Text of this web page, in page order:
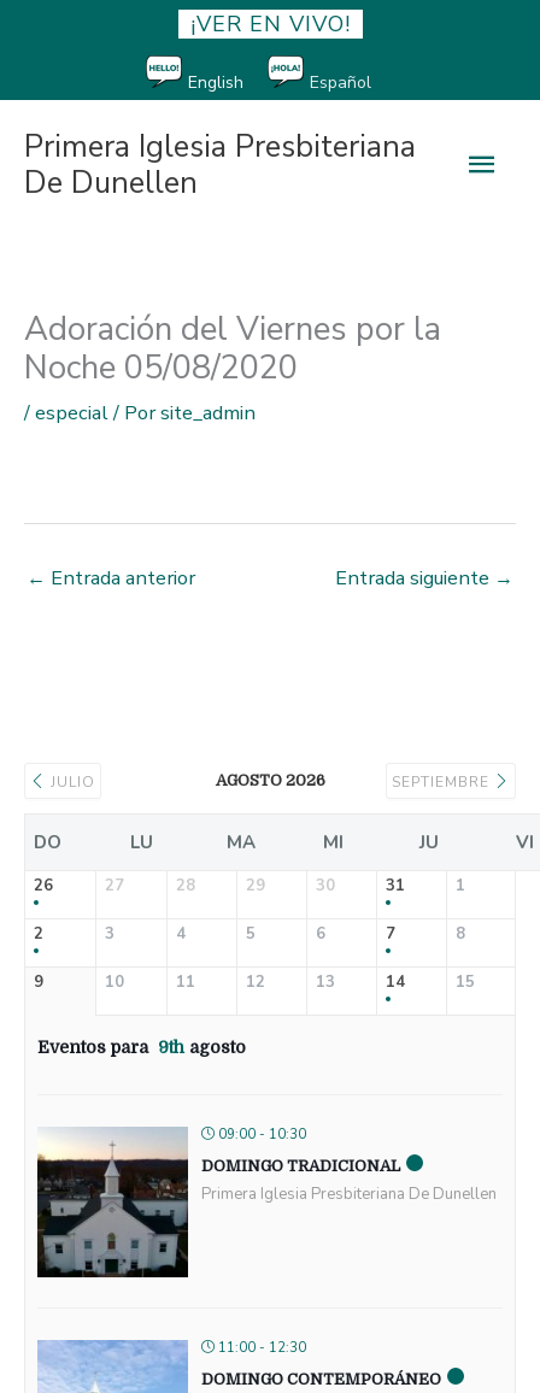
¡VER EN VIVO!
English Español
Primera Iglesia Presbiteriana
De Dunellen
Adoración del Viernes por la
Noche 05/08/2020
/especial/ Porsite_admin
← Entrada anterior Entrada siguiente →
JULIO AGOSTO 2026 SEPTIEMBRE
DO LU MA MI JU VI
26 27 28 29 30 31 1
2 3 4 5 6 7 8
9 10 11 12 13 14 15
Eventos para 9th agosto
09:00 - 10:30
DOMINGO TRADICIONAL
Primera Iglesia Presbiteriana De Dunellen
11:00 - 12:30
DOMINGO CONTEMPORÁNEO